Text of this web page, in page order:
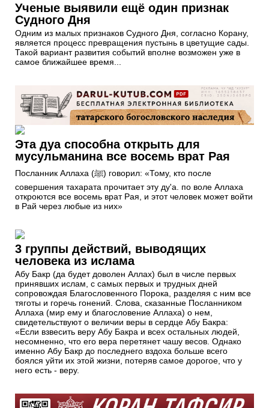
Ученые выявили ещё один признак
Судного Дня
Одним из малых признаков Судного Дня, согласно Корану,
является процесс превращения пустынь в цветущие сады.
Такой вариант развития событий вполне возможен уже в
самое ближайшее время...
Эта дуа способна открыть для
мусульманина все восемь врат Рая
Посланник Аллаха (ﷺ) говорил: «Тому, кто после
совершения тахapaтa прочитает эту ду'а. по воле Аллаха
откроются все восемь врат Рая, и этот человек может войти
в Рай через любые из них»
3 группы действий, выводящих
человека из ислама
Абу Бакр (да будет доволен Аллах) был в числе первых
принявших ислам, с самых первых и трудных дней
сопровождая Благословенного Порока, разделяя с ним все
тяготы и горечь гонений. Слова, сказанные Посланником
Аллаха (мир ему и благословение Аллаха) о нем,
свидетельствуют о величии веры в сердце Абу Бакра:
«Если взвесить веру Абу Бакра и всех остальных людей,
несомненно, что его вера перетянет чашу весов. Однако
именно Абу Бакр до последнего вздоха больше всего
боялся уйти их этой жизни, потеряв самое дорогое, что у
него есть - веру.